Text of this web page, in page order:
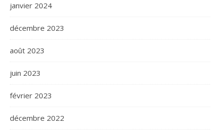
janvier 2024
décembre 2023
août 2023
juin 2023
février 2023
décembre 2022